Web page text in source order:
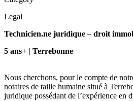
Legal
Technicien.ne juridique – droit
5 ans+ | Terrebonne
Nous cherchons, pour le compte de
notaires de taille humaine situé à
juridique possédant de l’expérience en